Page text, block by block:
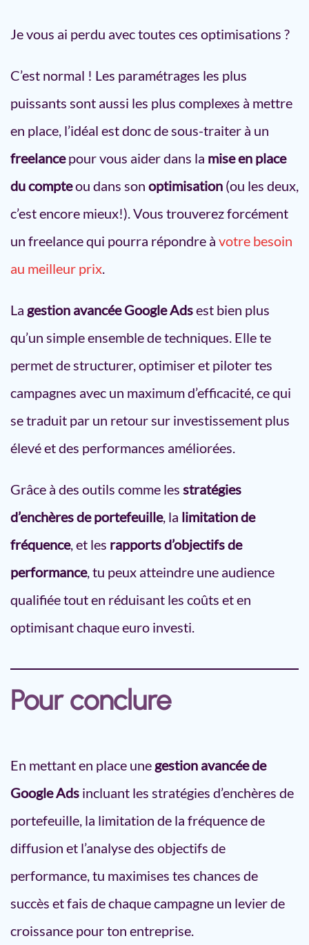
Je vous ai perdu avec toutes ces optimisations ?
C’est normal ! Les paramétrages les plus
puissants sont aussi les plus complexes à mettre
en place, l’idéal est donc de sous-traiter à un
freelancepour vous aider dans la mise en place
du compteou dans son optimisation (ou les deux,
c’est encore mieux!). Vous trouverez forcément
un freelance qui pourra répondre à votre besoin
au meilleur prix.
La gestion avancée Google Adsest bien plus
qu’un simple ensemble de techniques. Elle te
permet de structurer, optimiser et piloter tes
campagnes avec un maximum d’efficacité, ce qui
se traduit par un retour sur investissement plus
élevé et des performances améliorées.
Grâce à des outils comme les stratégies
d’enchères de portefeuille, la limitation de
fréquence, et les rapports d’objectifs de
performance, tu peux atteindre une audience
qualifiée tout en réduisant les coûts et en
optimisant chaque euro investi.
Pour conclure
En mettant en place unegestion avancée de
Google Ads incluant les stratégies d’enchères de
portefeuille, la limitation de la fréquence de
diffusion et l’analyse des objectifs de
performance, tu maximises tes chances de
succès et fais de chaque campagne un levier de
croissance pour ton entreprise.